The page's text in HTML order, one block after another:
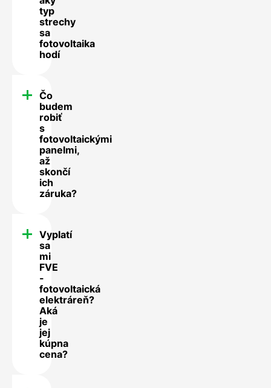
typ
strechy
sa
fotovoltaika
hodí
Čo
budem
robiť
s
fotovoltaickými
panelmi,
až
skončí
ich
záruka?
Vyplatí
sa
mi
FVE
-
fotovoltaická
elektráreň?
Aká
je
jej
kúpna
cena?